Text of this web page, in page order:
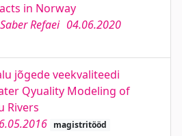
in Norway
Refaei 04.06.2020
jõgede veekvaliteedi
Qyuality Modeling of
Rivers
magistritööd